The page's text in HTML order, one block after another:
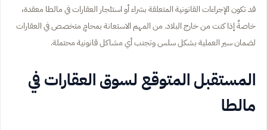
قد تكون الإجراءات القانونية المتعلقة بشراء أو استئجار العقارات في مالطا معقدة،
خاصةً إذا كنت من خارج البلاد. من المهم الاستعانة بمحامٍ متخصص في العقارات
لضمان سير العملية بشكل سلس وتجنب أي مشاكل قانونية محتملة.
المستقبل المتوقع لسوق العقارات في
مالطا